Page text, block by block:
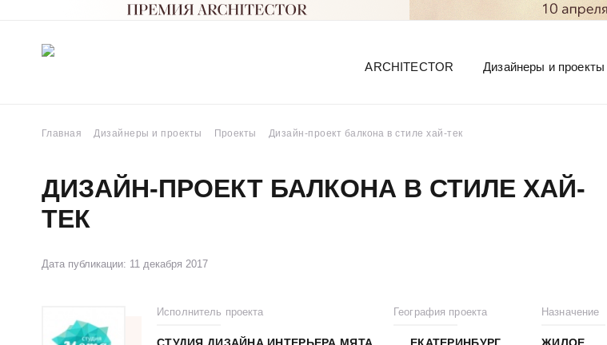
ARCHITECTOR Дизайнеры и проекты
Главная Дизайнеры и проекты Проекты Дизайн-проект балкона в стиле хай-тек
ДИЗАЙН-ПРОЕКТ БАЛКОНА В СТИЛЕ ХАЙ-
ТЕК
Дата публикации: 11 декабря 2017
Исполнитель проекта География проекта Назначение